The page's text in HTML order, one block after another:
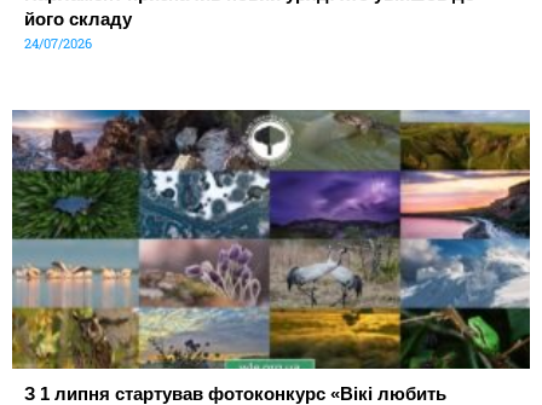
його складу
24/07/2026
З 1 липня стартував фотоконкурс «Вікі любить